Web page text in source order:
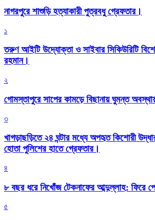
নাগরপুরে শাশুড়ি হত্যাকারী পুত্রবধু গ্রেফতার।
১
তরুণ আইটি উদ্যোক্তা ও সাইবার সিকিউরিটি
রহমান।
২
গোমস্তাপুরে সাপের কামড়ে বিছানায় ঘুমন্ত
৩
খাগড়াছড়িতে ২৪ ঘন্টার মধ্যে অপহৃত কিশোরী
হোতা পুলিশের হাতে গ্রেফতার।
৪
৮ বছর ধরে নিখোঁজ টেকনাফের আব্দুল্লাহ: ফিরে
৫